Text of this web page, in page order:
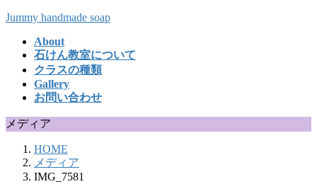
コ
キ
ナ
に
Jummy handmade soap
About
石けん教室について
クラスの種類
Gallery
お問い合わせ
メディア
HOME
メディア
IMG_7581